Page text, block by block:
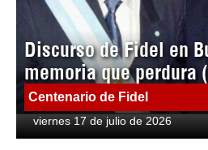
Discurso de Fidel en
memoria que perdura
Centenario de Fidel
viernes 17 de julio de 2026